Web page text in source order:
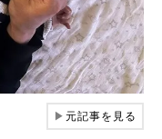
▶元記事を見る